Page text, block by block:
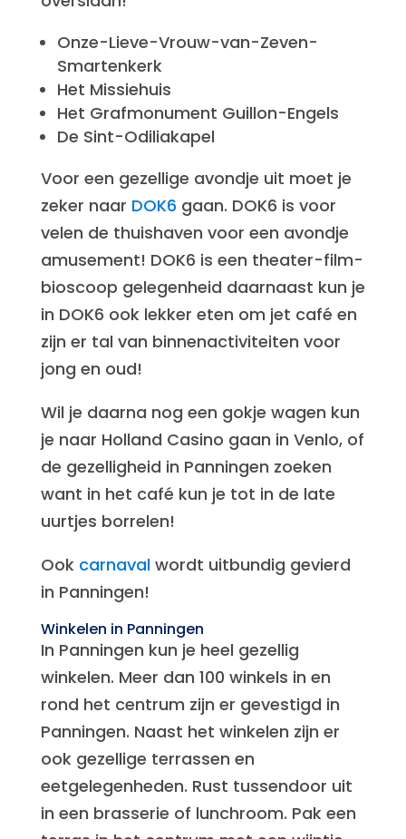
Onze-Lieve-Vrouw-van-Zeven-
Smartenkerk
Het Missiehuis
Het Grafmonument Guillon-Engels
De Sint-Odiliakapel
Voor een gezellige avondje uit moet je
zeker naar DOK6 gaan. DOK6 is voor
velen de thuishaven voor een avondje
amusement! DOK6 is een theater-film-
bioscoop gelegenheid daarnaast kun je
in DOK6 ook lekker eten om jet café en
zijn er tal van binnenactiviteiten voor
jong en oud!
Wil je daarna nog een gokje wagen kun
je naar Holland Casino gaan in Venlo, of
de gezelligheid in Panningen zoeken
want in het café kun je tot in de late
uurtjes borrelen!
Ook carnavalwordt uitbundig gevierd
in Panningen!
Winkelen in Panningen
In Panningen kun je heel gezellig
winkelen. Meer dan 100 winkels in en
rond het centrum zijn er gevestigd in
Panningen. Naast het winkelen zijn er
ook gezellige terrassen en
eetgelegenheden. Rust tussendoor uit
in een brasserie of lunchroom. Pak een